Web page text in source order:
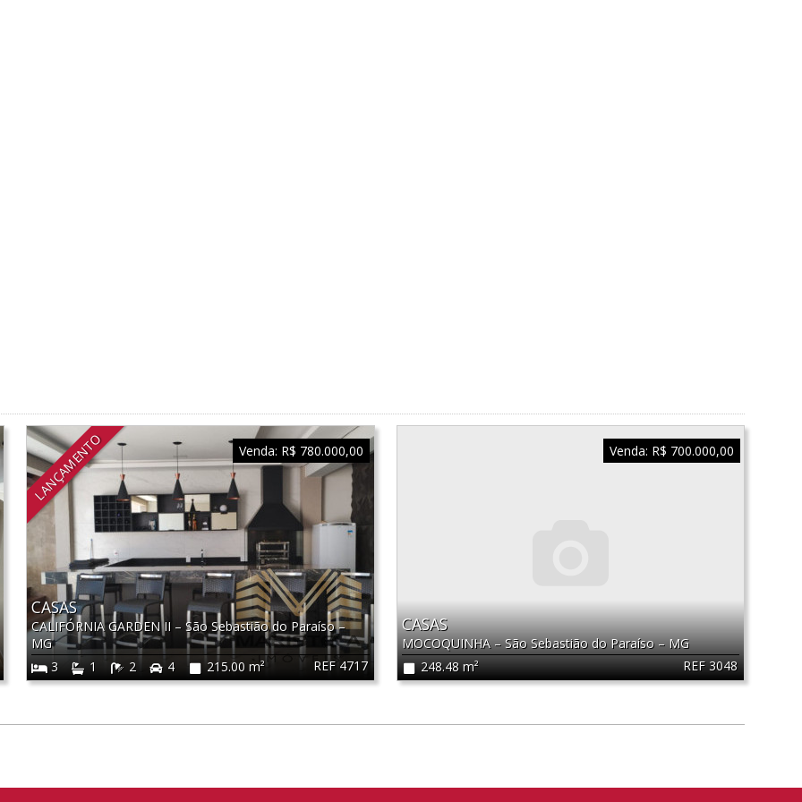
LANÇAMENTO
REF 4717
CASAS
CALIFÓRNIA GARDEN II –São Sebastião do Paraíso–
MG
3
1 2 4 215.00 m²
Venda: R$ 780.000,00
REF 3048
CASAS
MOCOQUINHA–São Sebastião do Paraíso–MG
248.48 m²
Venda: R$ 700.000,00